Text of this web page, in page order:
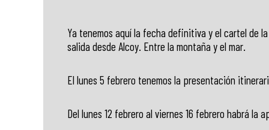
Ya tenemos aquí la fecha definitiva y el cartel de
salida desde Alcoy. Entre la montaña y el mar.
El lunes 5 febrero tenemos la presentación
Del lunes 12 febrero al viernes 16 febrero habrá la